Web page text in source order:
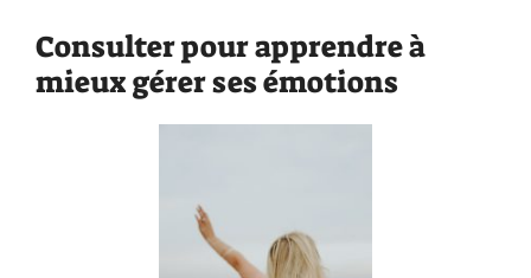
Consulter pour apprendre à
mieux gérer ses émotions